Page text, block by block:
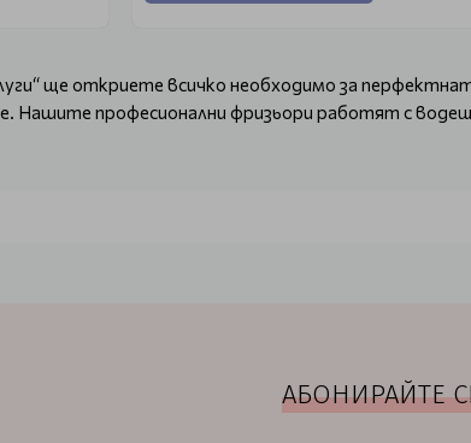
ще откриете всичко необходимо за
Нашите професионални фризьори работят с
на трансформацията, която заслужаваш!
АБОНИРАЙТЕ